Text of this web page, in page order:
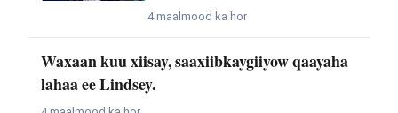
4 maalmood ka hor
Waxaan kuu xiisay, saaxiibkaygiiyow qaayaha
lahaa ee Lindsey.